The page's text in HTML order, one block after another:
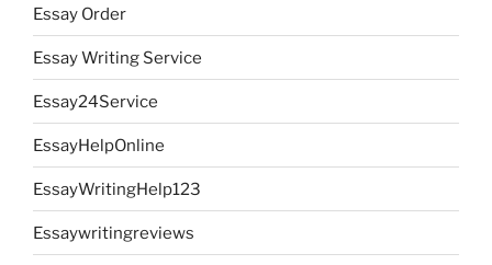
Essay Order
Essay Writing Service
Essay24Service
EssayHelpOnline
EssayWritingHelp123
Essaywritingreviews